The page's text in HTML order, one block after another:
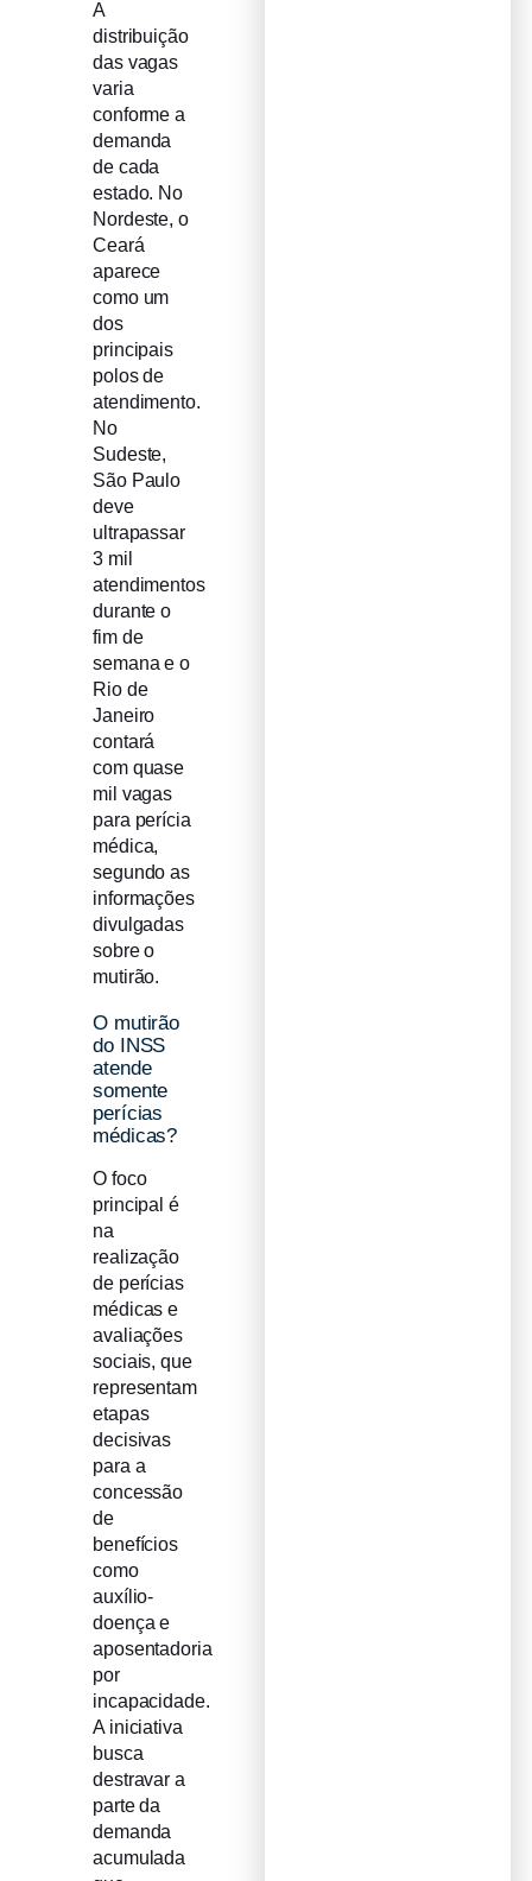
A
distribuição
das vagas
varia
conforme a
demanda
de cada
estado. No
Nordeste, o
Ceará
aparece
como um
dos
principais
polos de
atendimento.
No
Sudeste,
São Paulo
deve
ultrapassar
3 mil
atendimentos
durante o
fim de
semana e o
Rio de
Janeiro
contará
com quase
mil vagas
para perícia
médica,
segundo as
informações
divulgadas
sobre o
mutirão.
O mutirão
do INSS
atende
somente
perícias
médicas?
O foco
principal é
na
realização
de perícias
médicas e
avaliações
sociais, que
representam
etapas
decisivas
para a
concessão
de
benefícios
como
auxílio-
doença e
aposentadoria
por
incapacidade.
A iniciativa
busca
destravar a
parte da
demanda
acumulada